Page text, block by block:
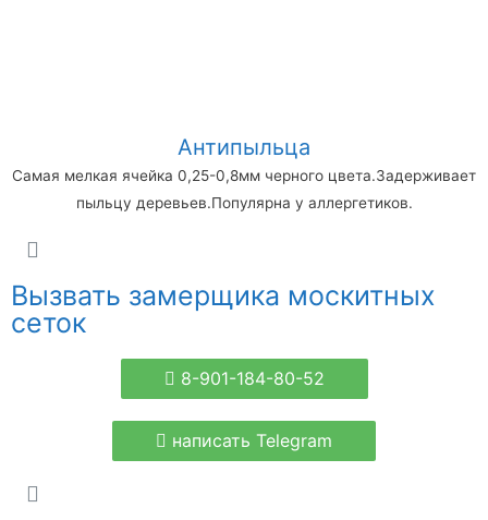
Антипыльца
Самая мелкая ячейка 0,25-0,8мм черного цвета.Задерживает
пыльцу деревьев.Популярна у аллергетиков.
Вызвать замерщика москитных
сеток
8-901-184-80-52
написать Telegram